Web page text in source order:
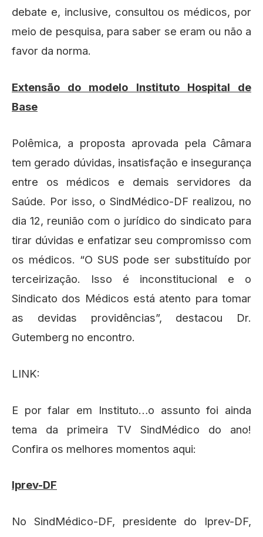
debate e, inclusive, consultou os médicos, por
meio de pesquisa, para saber se eram ou não a
favor da norma.
Extensão do modelo Instituto Hospital de
Base
Polêmica, a proposta aprovada pela Câmara
tem gerado dúvidas, insatisfação e insegurança
entre os médicos e demais servidores da
Saúde. Por isso, o SindMédico-DF realizou, no
dia 12, reunião com o jurídico do sindicato para
tirar dúvidas e enfatizar seu compromisso com
os médicos. “O SUS pode ser substituído por
terceirização. Isso é inconstitucional e o
Sindicato dos Médicos está atento para tomar
as devidas providências”, destacou Dr.
Gutemberg no encontro.
LINK:
E por falar em Instituto…o assunto foi ainda
tema da primeira TV SindMédico do ano!
Confira os melhores momentos aqui:
Iprev-DF
No SindMédico-DF, presidente do Iprev-DF,